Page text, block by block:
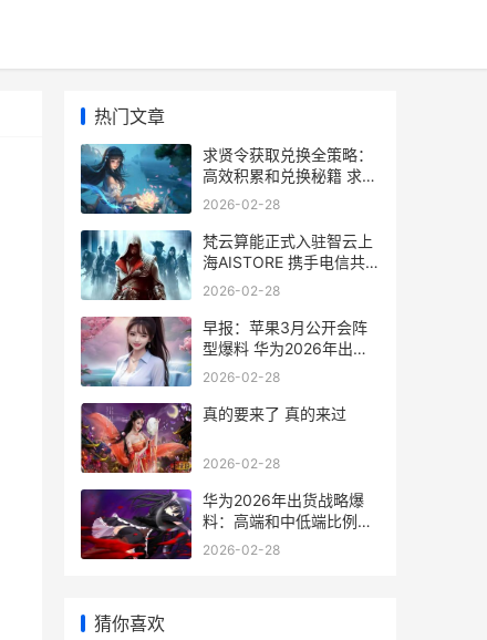
热门文章
求贤令获取兑换全策略：
高效积累和兑换秘籍 求贤
令选哪个好
2026-02-28
梵云算能正式入驻智云上
海AISTORE 携手电信共
筑AI生态新标杆 梵云飞到
2026-02-28
早报：苹果3月公开会阵
型爆料 华为2026年出货
战略爆料 苹果三月会降价
2026-02-28
真的要来了 真的来过
2026-02-28
华为2026年出货战略爆
料：高端和中低端比例或
达1.2：1 2022年的华为
2026-02-28
猜你喜欢